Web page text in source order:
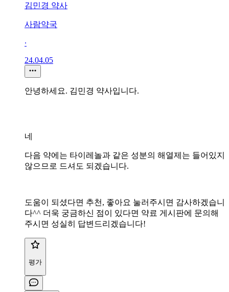
김민경 약사
사람약국
∙
24.04.05
안녕하세요. 김민경 약사입니다.
네
다음 약에는 타이레놀과 같은 성분의 해열제는 들어있지
않으므로 드셔도 되겠습니다.
도움이 되셨다면 추천, 좋아요 눌러주시면 감사하겠습니
다^^ 더욱 궁금하신 점이 있다면 약료 게시판에 문의해
주시면 성실히 답변드리겠습니다!
평가